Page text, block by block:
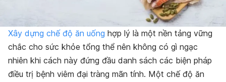
Xây dựng chế độ ăn uống hợp lý là một nền tảng vững
chắc cho sức khỏe tổng thể nên không có gì ngạc
nhiên khi cách này đứng đầu danh sách các biện pháp
điều trị bệnh viêm đại tràng mãn tính. Một chế độ ăn